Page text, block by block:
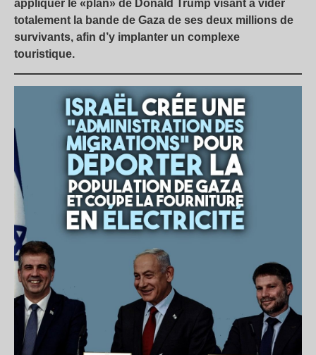
appliquer le «plan» de Donald Trump visant à vider
totalement la bande de Gaza de ses deux millions de
survivants, afin d’y implanter un complexe
touristique.